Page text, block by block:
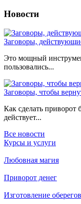
Новости
Заговоры,
Это мощный
пользовались...
Заговоры, чтобы
Как сделать приворот
действует...
Все новости
Курсы и услуги
Любовная магия
Приворот денег
Изготовление оберегов